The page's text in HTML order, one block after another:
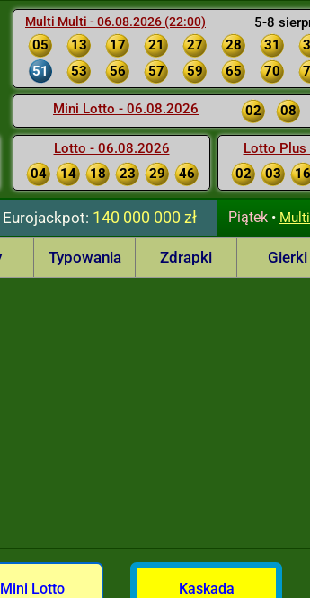
5-8
Multi Multi - 06.08.2026 (22:00)
05 13 17 21 27 28 31
51
53 56 57 59 65 70
Mini Lotto - 06.08.2026 02 08
Lotto - 06.08.2026
04
14 18 23 29 46
Lotto
02
03 16
140 000 000 zł Piątek•
Typowania Zdrapki Gierki
Mini Lotto Kaskada